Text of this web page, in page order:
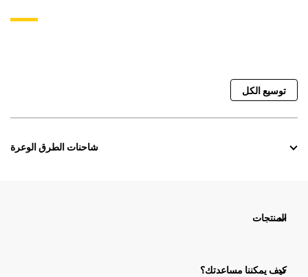
توسيع الكل
شاحنات الطرق الوعرة
المنتجات
كيف يمكننا مساعدتك؟